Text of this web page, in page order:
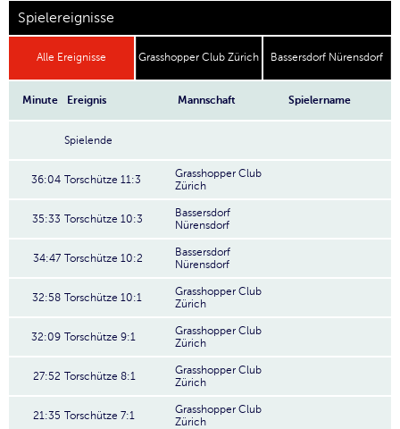
Spielereignisse
Alle Ereignisse Grasshopper Club Zürich Bassersdorf Nürensdorf
Minute Ereignis Mannschaft Spielername
Spielende
36:04 Torschütze 11:3
Grasshopper Club
Zürich
35:33 Torschütze 10:3
Bassersdorf
Nürensdorf
34:47 Torschütze 10:2
Bassersdorf
Nürensdorf
32:58 Torschütze 10:1
Grasshopper Club
Zürich
32:09 Torschütze 9:1
Grasshopper Club
Zürich
27:52 Torschütze 8:1
Grasshopper Club
Zürich
21:35 Torschütze 7:1
Grasshopper Club
Zürich